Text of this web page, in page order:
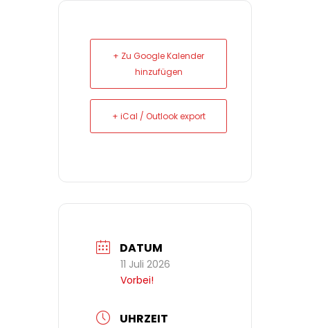
+ Zu Google Kalender
hinzufügen
+ iCal / Outlook export
DATUM
11 Juli 2026
Vorbei!
UHRZEIT